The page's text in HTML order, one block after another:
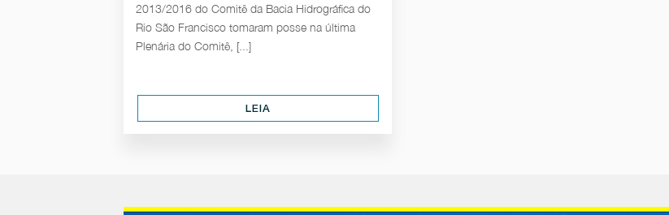
2013/2016 do Comitê da Bacia Hidrográfica do
Rio São Francisco tomaram posse na última
Plenária do Comitê, [...]
LEIA